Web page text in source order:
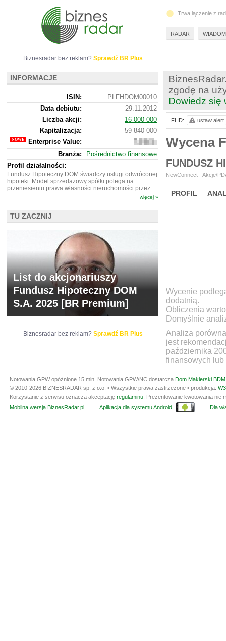
zgodę na
Dowiedz się
Wycena
FUNDUSZ
NewConnect - Akcje/
PROFIL
Wycenie
dodatnią.
Obliczenia
Domyślnie
Analiza
jest
października
finansowych lub
FHD: ustaw alert
Biznesradar bez reklam? Sprawdź BR Plus
INFORMACJE
ISIN:
PLFHDOM00010
Data debiutu:
29.11.2012
Liczba akcji:
16 000 000
Kapitalizacja:
59 840 000
Enterprise Value:
59
940
000
Branża:
Pośrednictwo finansowe
Profil działalności:
Fundusz Hipoteczny DOM świadczy usługi odwróconej
hipoteki. Model sprzedażowy spółki polega na
przeniesieniu prawa własności nieruchomości przez...
więcej »
TU ZACZNIJ
List do akcjonariuszy
Fundusz Hipoteczny DOM
S.A. 2025 [BR Premium]
Biznesradar bez reklam? Sprawdź BR Plus
Trwa łączenie z
RADAR
Notowania GPW opóźnione 15 min. Notowania GPW/NC dostarcza Dom Maklerski
© 2010-2026 BIZNESRADAR sp. z o.o. • Wszystkie prawa zastrzeżone • produkcja:
Korzystanie z serwisu oznacza akceptację regulaminu . Prezentowanie kwotowania
Mobilna wersja BiznesRadar.pl
Aplikacja dla systemu Android Dla